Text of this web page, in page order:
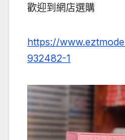
歡迎到網店選購
https://
932482-1